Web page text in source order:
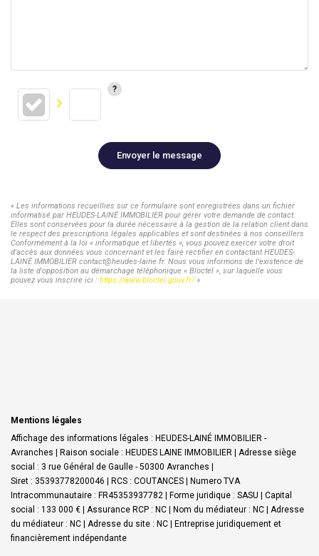
Envoyer le message
« Les informations recueillies sur ce formulaire sont enregistrées dans un fichier
informatisé par HEUDES-LAINÉ IMMOBILIER pour gérer votre demande de contact.
Elles sont conservées pour la durée nécessaire à la gestion de la relation client dans
le respect des prescriptions légales applicables et sont destinées à nos conseillers
Conformément à la loi « informatique et libertés », vous pouvez exercer votre droit
d'accès aux données vous concernant et les faire rectifier en contactant HEUDES-
LAINÉ IMMOBILIER contact@heudes-laine.fr. Nous vous informons de l'existence de
la liste d'opposition au démarchage téléphonique « Bloctel », sur laquelle vous
pouvez vous inscrire ici : https://www.bloctel.gouv.fr/»
Mentions légales
Affichage des informations légales : HEUDES-LAINÉ IMMOBILIER -
Avranches | Raison sociale : HEUDES LAINE IMMOBILIER | Adresse siège
social : 3 rue Général de Gaulle - 50300 Avranches |
Siret : 35393778200046 | RCS : COUTANCES | Numero TVA
Intracommunautaire : FR45353937782 | Forme juridique : SASU | Capital
social : 133 000 € | Assurance RCP : NC | Nom du médiateur : NC | Adresse
du médiateur : NC | Adresse du site : NC | Entreprise juridiquement et
financièrement indépendante